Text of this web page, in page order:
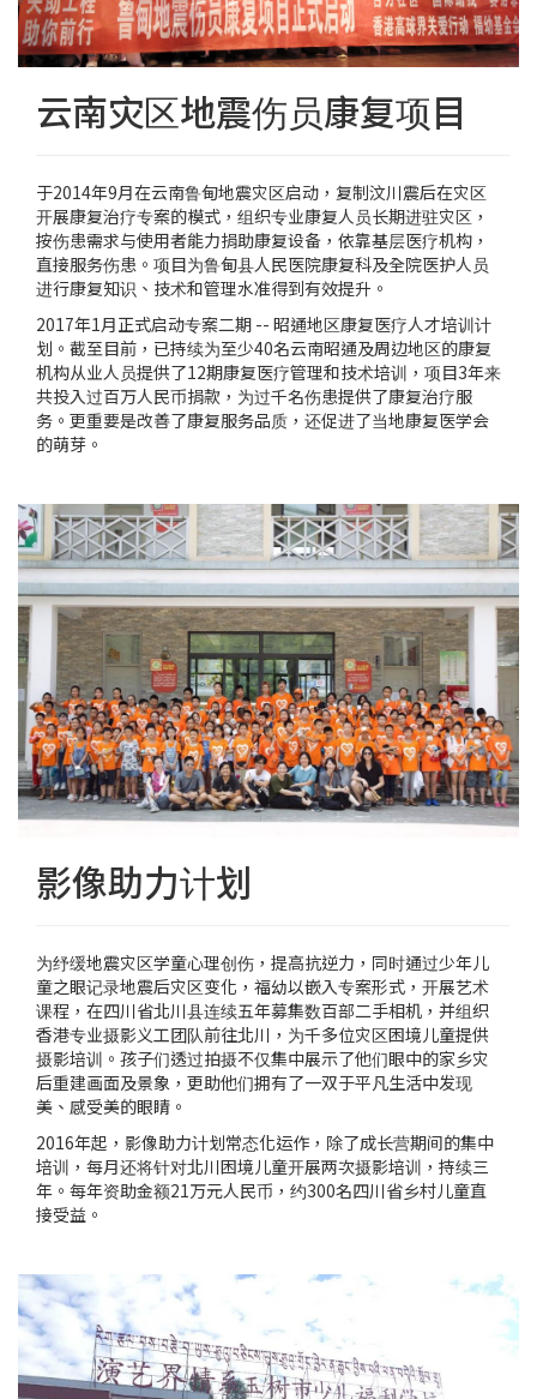
云南灾区地震伤员康复项目
于2014年9月在云南鲁甸地震灾区启动，复制汶川震后在灾区
开展康复治疗专案的模式，组织专业康复人员长期进驻灾区，
按伤患需求与使用者能力捐助康复设备，依靠基层医疗机构，
直接服务伤患。项目为鲁甸县人民医院康复科及全院医护人员
进行康复知识、技术和管理水准得到有效提升。
2017年1月正式启动专案二期 -- 昭通地区康复医疗人才培训计
划。截至目前，已持续为至少40名云南昭通及周边地区的康复
机构从业人员提供了12期康复医疗管理和技术培训，项目3年来
共投入过百万人民币捐款，为过千名伤患提供了康复治疗服
务。更重要是改善了康复服务品质，还促进了当地康复医学会
的萌芽。
影像助力计划
为纾缓地震灾区学童心理创伤，提高抗逆力，同时通过少年儿
童之眼记录地震后灾区变化，福幼以嵌入专案形式，开展艺术
课程，在四川省北川县连续五年募集数百部二手相机，并组织
香港专业摄影义工团队前往北川，为千多位灾区困境儿童提供
摄影培训。孩子们透过拍摄不仅集中展示了他们眼中的家乡灾
后重建画面及景象，更助他们拥有了一双于平凡生活中发现
美、感受美的眼睛。
2016年起，影像助力计划常态化运作，除了成长营期间的集中
培训，每月还将针对北川困境儿童开展两次摄影培训，持续三
年。每年资助金额21万元人民币，约300名四川省乡村儿童直
接受益。